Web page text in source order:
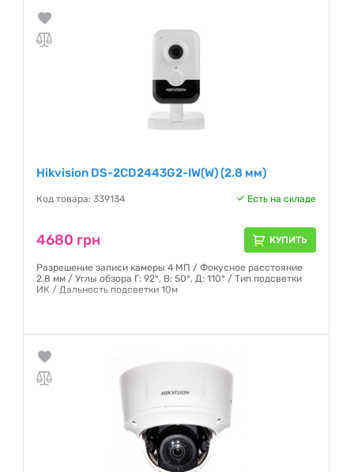
Hikvision DS-2CD2443G2-IW(W) (2.8 мм)
Код товара: 339134 Есть на складе
4680 грн КУПИТЬ
Разрешение записи камеры 4 МП / Фокусное расстояние
2.8 мм / Углы обзора Г: 92°, В: 50°, Д: 110° / Тип подсветки
ИК / Дальность подсветки 10м